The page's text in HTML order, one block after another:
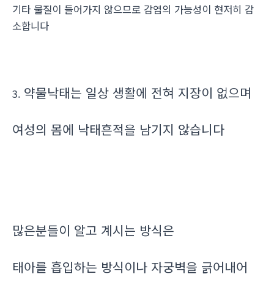
기타 물질이 들어가지 않으므로 감염의 가능성이 현저히 감
소합니다
3. 약물낙태는 일상 생활에 전혀 지장이 없으며
여성의 몸에 낙태흔적을 남기지 않습니다
많은분들이 알고 계시는 방식은
태아를 흡입하는 방식이나 자궁벽을 긁어내어